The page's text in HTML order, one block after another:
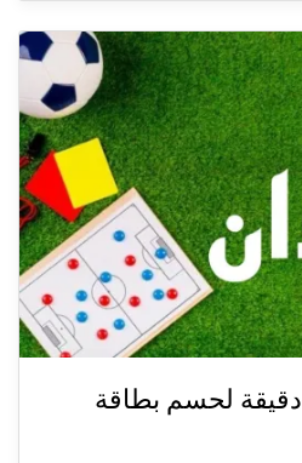
ديربي الشمال 90 دقيقة لحسم بطاقة